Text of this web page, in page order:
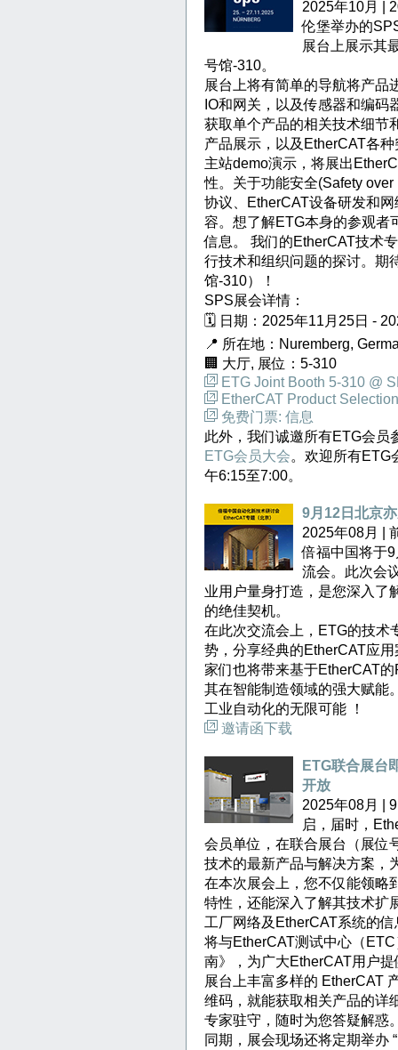
2025年10月 |
伦堡举办的
展台上展示其
号馆-310。
展台上将有简单的导航将产品
IO和网关，以及传感器和编码
获取单个产品的相关技术细节
产品展示，以及EtherCAT各
主站demo演示，将展出
性。关于功能安全(Safety
协议、EtherCAT设备研发和
容。想了解ETG本身的参观者
信息。 我们的EtherCAT技术
行技术和组织问题的探讨。期
馆-310）！
SPS展会详情：
🗓 日期：2025年11月25日 -
📍 所在地：Nuremberg,
🏢 大厅, 展位：5-310
ETG Joint Booth 5-310 @
EtherCAT Product
免费门票: 信息
此外，我们诚邀所有ETG会员
ETG会员大会。欢迎所有ETG
午6:15至7:00。
9月12日北京
2025年08月 |
倍福中国将于
流会。此次会
业用户量身打造，是您深入了
的绝佳契机。
在此次交流会上，ETG的技术
势，分享经典的EtherCAT应
家们也将带来基于EtherCAT
其在智能制造领域的强大赋能
工业自动化的无限可能 ！
邀请函下载
ETG联合展台
开放
2025年08月 |
启，届时，
会员单位，在联合展台（展位
技术的最新产品与解决方案，
在本次展会上，您不仅能领略
特性，还能深入了解其技术扩
工厂网络及EtherCAT系统的
将与EtherCAT测试中心（
南》，为广大EtherCAT用户
展台上丰富多样的 EtherCAT
维码，就能获取相关产品的详
专家驻守，随时为您答疑解惑
同期，展会现场还将定期举办